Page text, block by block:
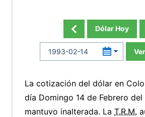
Dólar Hoy
La cotización del dólar en
día Domingo 14 de Febrero del
mantuvo inalterada. La T.R.M.